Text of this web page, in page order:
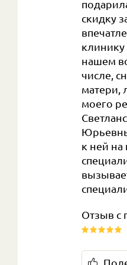
скидку
клинику
нашем
числе,
матери,
моего
к ней на
Отзыв с